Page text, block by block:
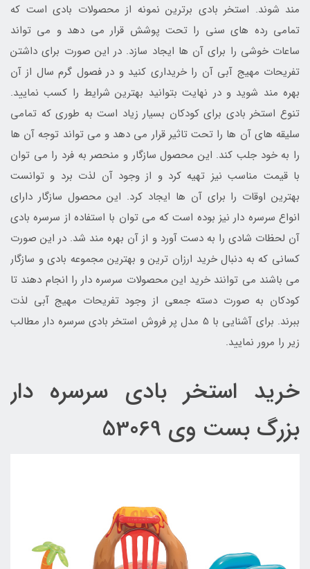
مند شوند. استخر بادی برترین نمونه از محصولات بادی است که
تمامی رده های سنی را تحت پوشش قرار می دهد و می تواند
ساعات خوشی را برای آن ها ایجاد سازد. در این صورت برای داشتن
تفریحات مهیج آبی آن را خریداری کنید و در فصول گرم سال از آن
بهره مند شوید و در نهایت بتوانید بهترین شرایط را کسب نمایید.
تنوع استخر بادی برای کودکان بسیار زیاد است به طوری که تمامی
سلیقه های آن ها را تحت تاثیر قرار می دهد و می تواند توجه آن ها
را به خود جلب کند. این محصول سازگار و منحصر به فرد را می توان
با قیمت مناسب نیز تهیه کرد و از وجود آن لذت برد و توانست
بهترین اوقات را برای آن ها ایجاد کرد. این محصول سازگار دارای
انواع سرسره دار نیز بوده است که می توان با استفاده از سرسره بادی
آن لحظات شادی را به دست آورد و از آن بهره مند شد. در این صورت
کسانی که به دنبال خرید ارزان ترین و بهترین مجموعه بادی و سازگار
می باشند می توانند خرید این محصولات سرسره دار را انجام دهند تا
کودکان به صورت دسته جمعی از وجود تفریحات مهیج آبی لذت
ببرند. برای آشنایی با 5 مدل پر فروش استخر بادی سرسره دار مطالب
زیر را مرور نمایید.
خرید استخر بادی سرسره دار
بزرگ بست وی 53069